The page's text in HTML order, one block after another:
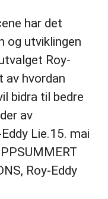
har det
og utviklingen
Roy-
av hvordan
bidra til bedre
av
Lie.15. mai
Roy-Eddy